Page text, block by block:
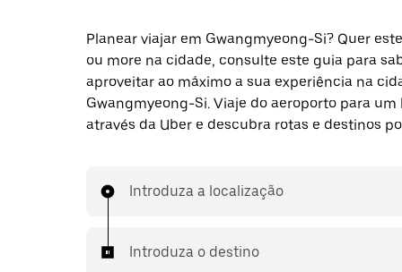
Planear viajar em Gwangmyeong-Si? Quer
ou more na cidade, consulte este guia para
aproveitar ao máximo a sua experiência na
Gwangmyeong-Si. Viaje do aeroporto para um
através da Uber e descubra rotas e destinos
Introduza a localização
Introduza o destino